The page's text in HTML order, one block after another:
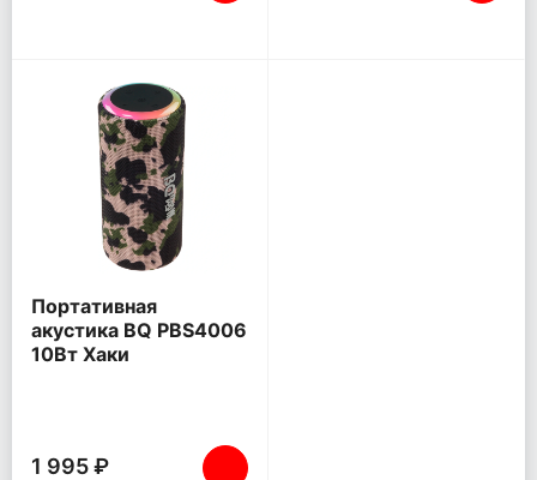
Портативная
акустика BQ PBS4006
10Вт Хаки
1 995 ₽